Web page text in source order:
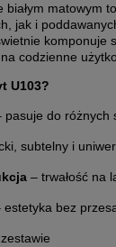
białym matowym
jak i
komponuje
codzienne
U103?
pasuje do różnych
subtelny i
– trwałość na
estetyka bez